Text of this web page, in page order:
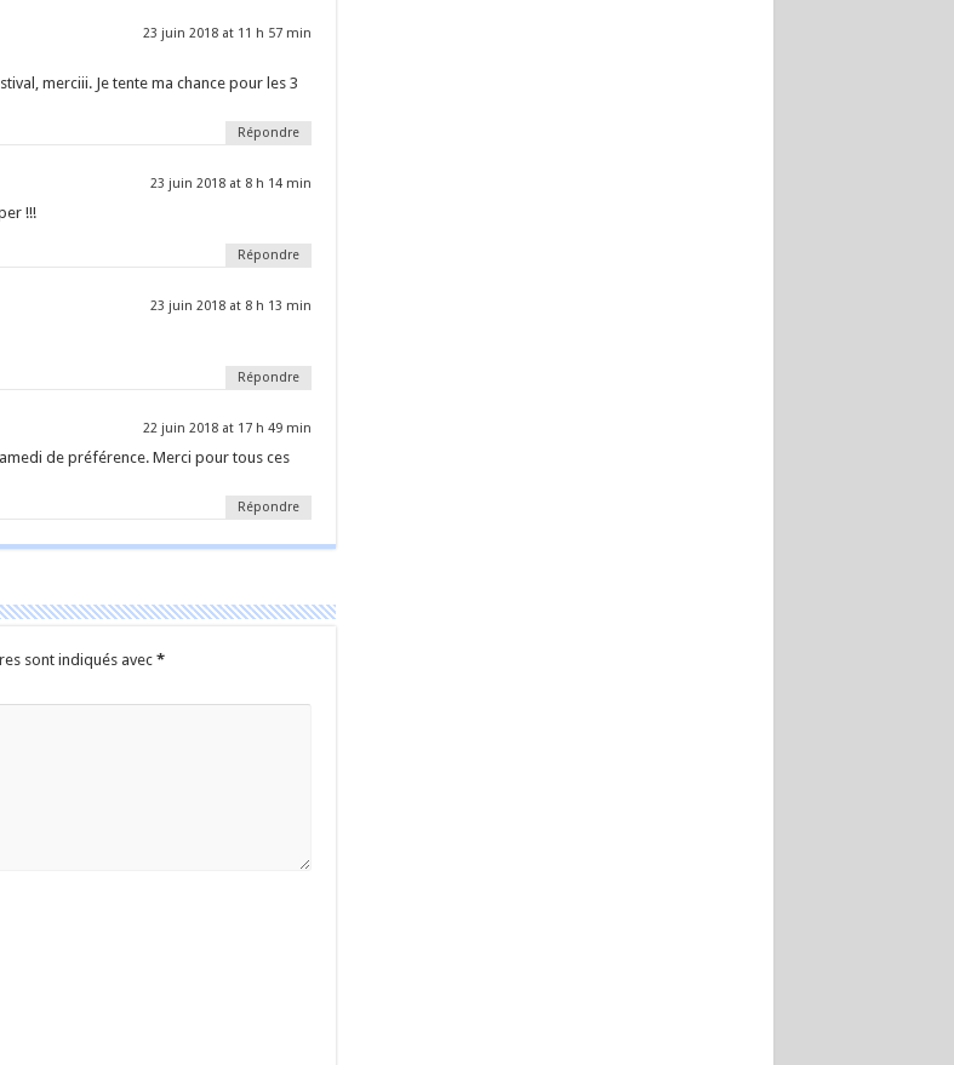
23 juin 2018 at 11 h 57 min
merciii. Je tente ma chance pour les 3
Répondre
23 juin 2018 at 8 h 14 min
!!!
Répondre
23 juin 2018 at 8 h 13 min
Répondre
22 juin 2018 at 17 h 49 min
de préférence. Merci pour tous ces
Répondre
sont indiqués avec *